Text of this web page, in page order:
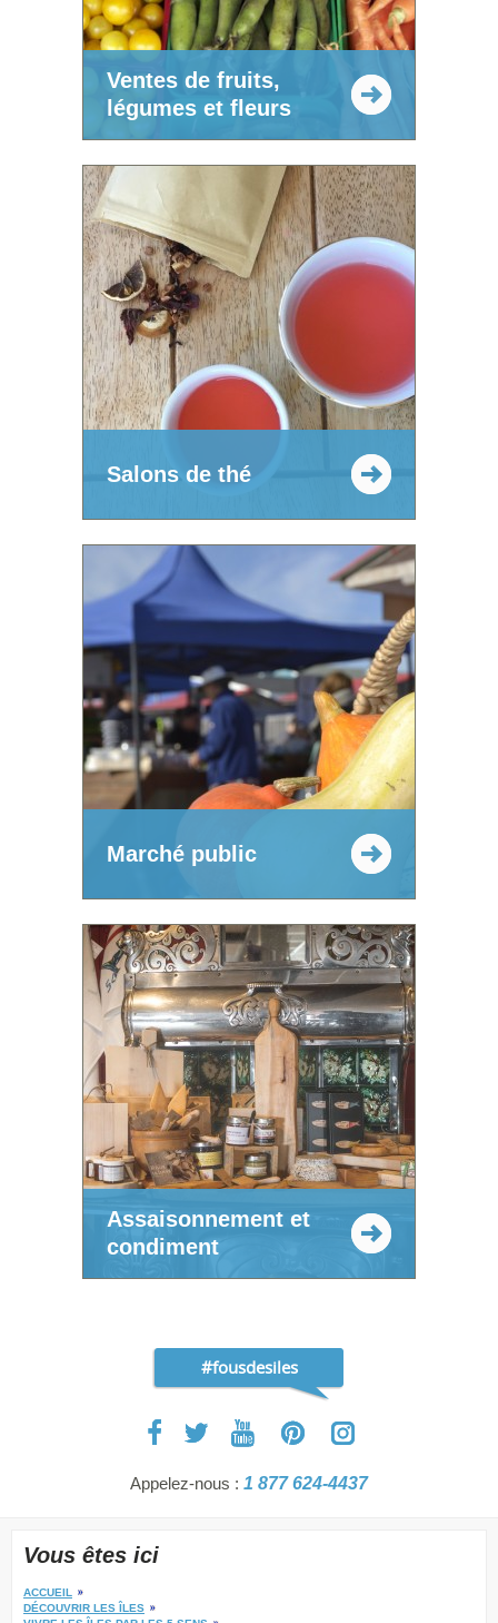
Ventes de fruits,
légumes et fleurs
Salons de thé
Marché public
Assaisonnement et
condiment
#fousdesiles
Appelez-nous : 1 877 624-4437
Vous êtes ici
ACCUEIL
DÉCOUVRIR LES ÎLES